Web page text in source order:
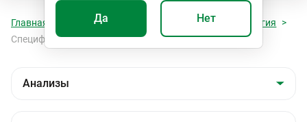
Да Нет
Главная Анализы
Иммуноаллергология
Специфические Ig E к лекарственным аллергенам